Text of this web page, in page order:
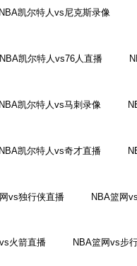
NBA凯尔特人vs尼克斯录像
NBA凯尔特人vs76人直播
NBA凯尔特人vs马刺录像
NBA凯尔特人vs奇才直播
vs独行侠直播 NBA篮网
火箭直播 NBA篮网vs步